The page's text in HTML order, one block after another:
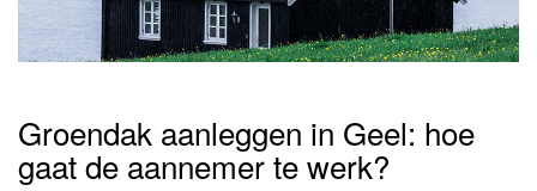
Groendak aanleggen in Geel: hoe
gaat de aannemer te werk?